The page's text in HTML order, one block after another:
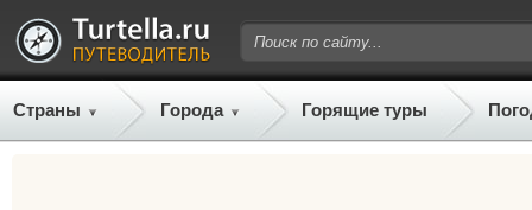
Страны Города Горящие туры